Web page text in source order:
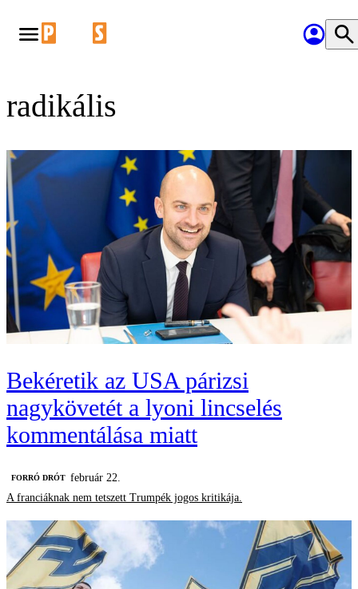
radikális
Bekéretik az USA párizsi
nagykövetét a lyoni lincselés
kommentálása miatt
FORRÓ DRÓT február 22.
A franciáknak nem tetszett Trumpék jogos kritikája.